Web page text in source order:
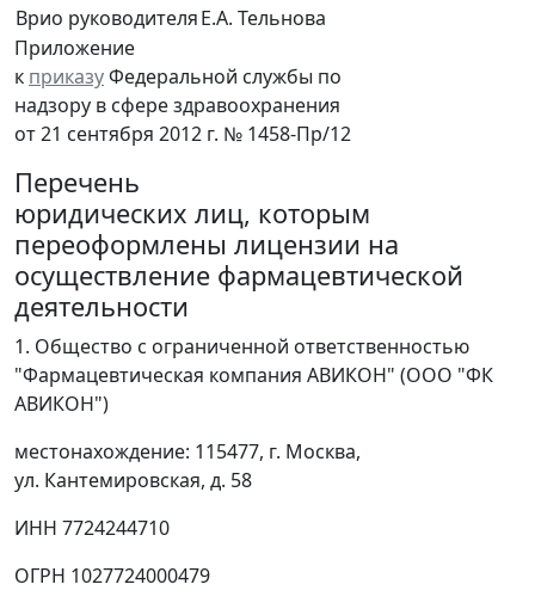
Врио руководителяЕ.А. Тельнова
Приложение
к приказуФедеральной службы по
надзору в сфере здравоохранения
от 21 сентября 2012 г. № 1458-Пр/12
Перечень
юридических лиц, которым
переоформлены лицензии на
осуществление фармацевтической
деятельности
1. Общество с ограниченной ответственностью
"Фармацевтическая компания АВИКОН" (ООО "ФК
АВИКОН")
местонахождение: 115477, г. Москва,
ул. Кантемировская, д. 58
ИНН 7724244710
ОГРН 1027724000479